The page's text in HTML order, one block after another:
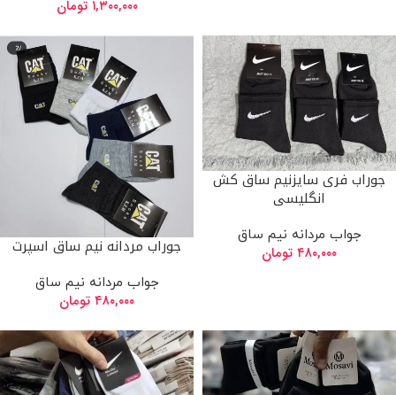
۱,۳۰۰,۰۰۰ تومان
جوراب فری سایزنیم ساق کش
انگلیسی
جواب مردانه نیم ساق
۴۸۰,۰۰۰ تومان جوراب مردانه نیم ساق اسپرت
جواب مردانه نیم ساق
۴۸۰,۰۰۰ تومان